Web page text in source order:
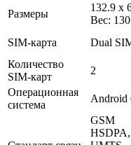
Размеры
132.9 x
Вес:
SIM-карта
Dual
Количество
SIM-карт
2
Операционная
система
Android
GSM